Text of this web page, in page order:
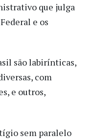
que julga
e os
são labirínticas,
com
e outros,
sem paralelo